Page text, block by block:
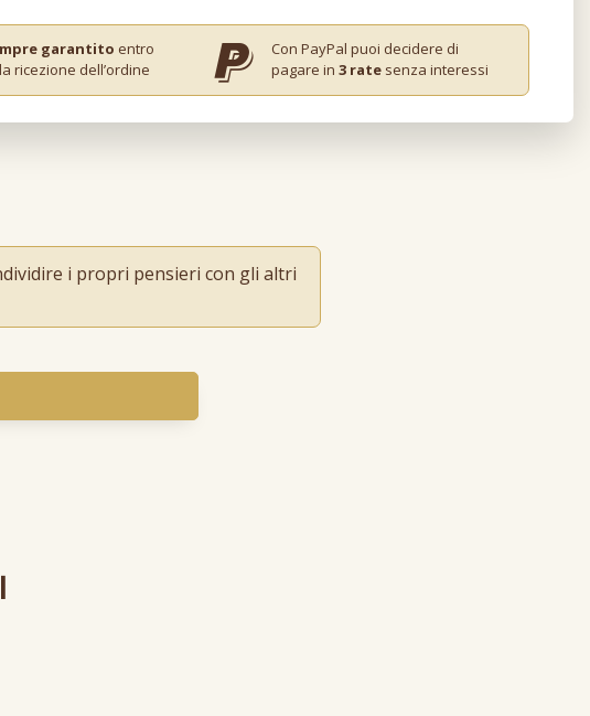
garantito entro
ricezione dell’ordine
Con PayPal puoi decidere di
pagare in 3 rate senza interessi
i propri pensieri con gli altri